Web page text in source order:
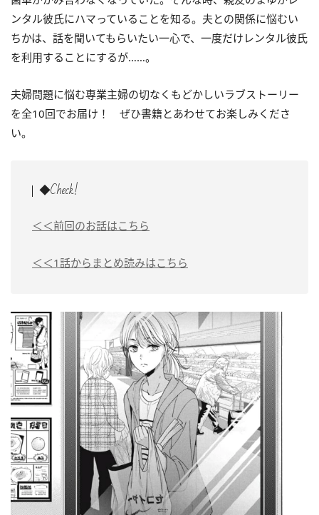
ンタル彼氏にハマっていることを知る。夫との関係に悩むい
ちかは、話を聞いてもらいたい一心で、一度だけレンタル彼氏
を利用することにするが……。
夫婦問題に悩む専業主婦の切なくもどかしいラブストーリー
を全10回でお届け！ ぜひ書籍とあわせてお楽しみくださ
い。
◆Check!
＜＜前回のお話はこちら
＜＜1話からまとめ読みはこちら